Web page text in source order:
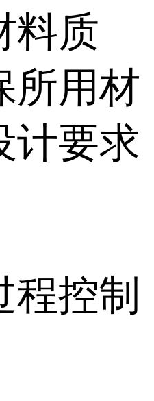
料质
所用材
计要求
程控制